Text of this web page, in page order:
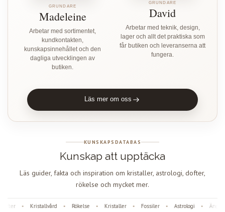
GRUNDARE
Madeleine
Arbetar med sortimentet,
kundkontakten,
kunskapsinnehållet och den
dagliga utvecklingen av
butiken.
GRUNDARE
David
Arbetar med teknik, design,
lager och allt det praktiska som
får butiken och leveranserna att
fungera.
Läs mer om oss
KUNSKAPSDATABAS
Kunskap att upptäcka
Läs guider, fakta och inspiration om kristaller, astrologi, dofter,
rökelse och mycket mer.
Kristallvård Rökelse Kristaller Fossiler Astrologi